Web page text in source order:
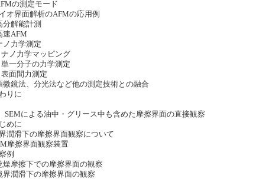
の測定モード
オ界面解析のAFMの応用例
解能計測
AFM
力学測定
ノ力学マッピング
一分子の力学測定
面間力測定
鏡法、分光法など他の測定技術との融合
りに
による油中・グリース中も含めた摩擦界面の直接観察
めに
潤滑下の摩擦界面観察について
摩擦界面観察装置
例
摩擦下での摩擦界面の観察
潤滑下の摩擦界面の観察